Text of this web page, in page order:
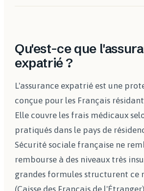
Qu'est-ce que
expatrié ?
L'assurance expatrié est une
conçue pour les Français
Elle couvre les frais médicaux
pratiqués dans le pays de
Sécurité sociale française ne
rembourse à des niveaux très
grandes formules structurent ce
(Caisse des Français de